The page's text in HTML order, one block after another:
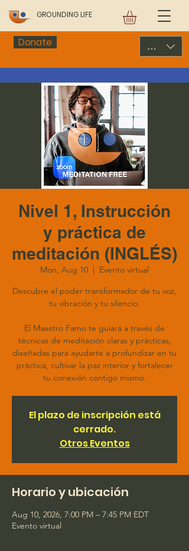
GROUNDING LIFE
Donate USD ($)
Nivel 1, Instrucción
y práctica de
meditación (INGLÉS)
Mon, Aug 10
  |
Evento virtual
Descubre el poder transformador de tu voz,
tu vibración y tu silencio.
El Maestro Famo te guiará a través de
técnicas de meditación claras y prácticas,
diseñadas para ayudarte a profundizar en tu
práctica, cultivar la paz interior y fortalecer
tu conexión contigo mismo.
El plazo de inscripción está
cerrado.
Otros Eventos
Horario y ubicación
Aug 10, 2026, 7:00 PM – 7:45 PM EDT
Evento virtual